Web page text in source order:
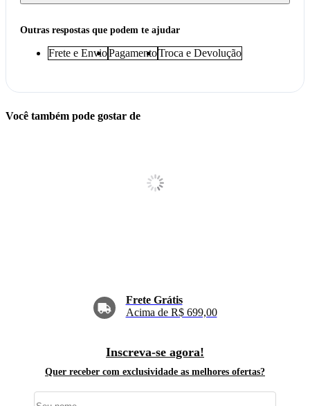
Outras respostas que podem te ajudar
Frete e EnvioPagamentoTroca e Devolução
Você também pode gostar de
Frete Grátis
Acima de R$ 699,00
Inscreva-se agora!
Quer receber com exclusividade as melhores ofertas?